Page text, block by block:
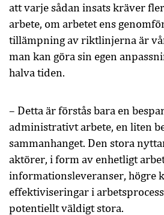
att varje sådan insats kräver
arbete, om arbetet ens
tillämpning av riktlinjerna är
man kan göra sin egen
halva tiden.
– Detta är förstås bara en
administrativt arbete, en liten
sammanhanget. Den stora
aktörer, i form av enhetligt
informationsleveranser, högre
effektiviseringar i
potentiellt väldigt stora.